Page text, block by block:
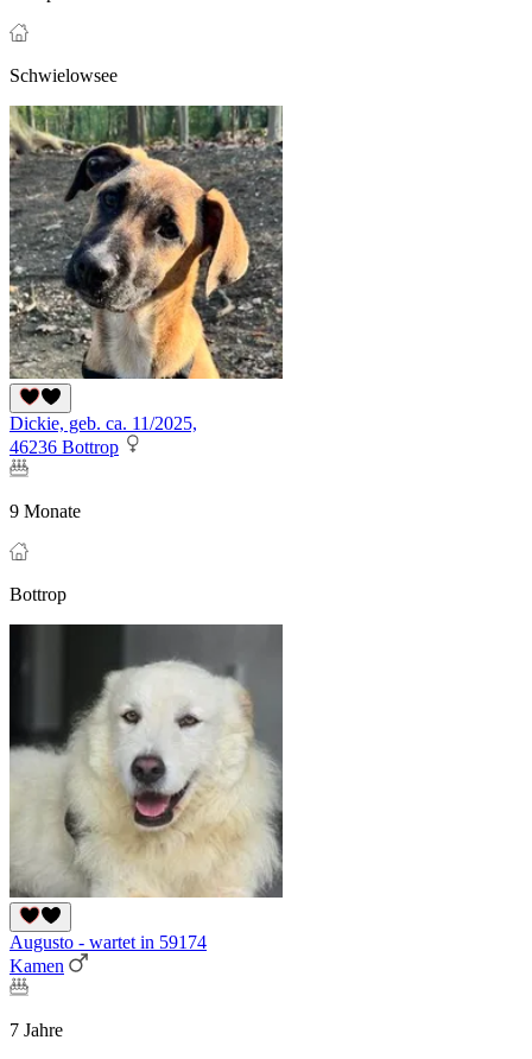
Schwielowsee
Dickie, geb. ca. 11/2025,
46236 Bottrop
9 Monate
Bottrop
Augusto - wartet in 59174
Kamen
7 Jahre